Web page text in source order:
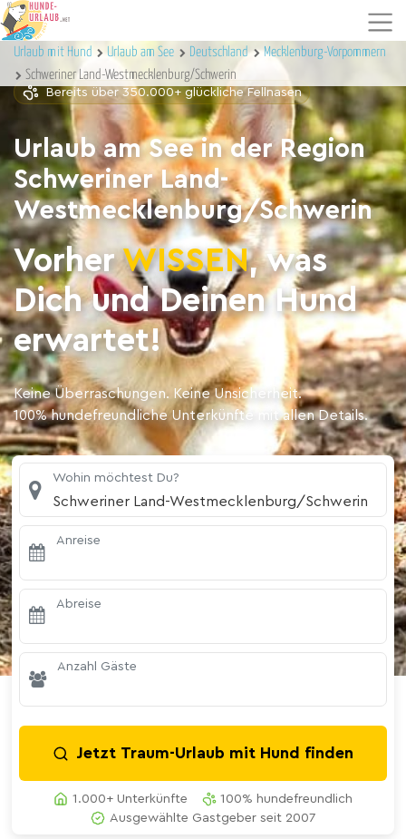
Urlaub mit Hund Urlaub am See Deutschland
Mecklenburg-Vorpommern
Schweriner Land-Westmecklenburg/Schwerin
Bereits über 350.000+ glückliche Fellnasen
Urlaub am See in der Region
Schweriner Land-
Westmecklenburg/Schwerin
VorherWISSEN, was
Dich und Deinen Hund
erwartet!
Keine Überraschungen. Keine Unsicherheit.
100% hundefreundliche Unterkünfte mit allen Details.
Wohin möchtest Du?
Schweriner Land-Westmecklenburg/Schwerin
Anreise
Abreise
Anzahl Gäste
Jetzt Traum-Urlaub mit Hund finden
1.000+ Unterkünfte
100% hundefreundlich
Ausgewählte Gastgeber seit 2007